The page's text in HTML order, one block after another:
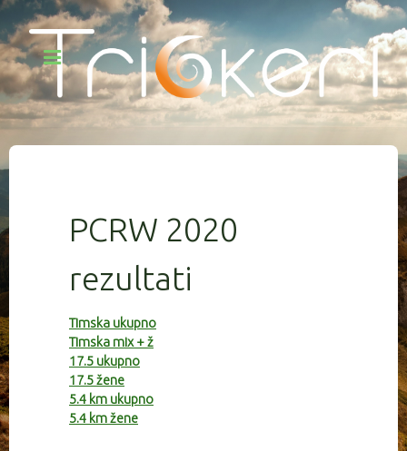
PCRW 2020
rezultati
Timska ukupno
Timska mix + ž
17.5 ukupno
17.5 žene
5.4 km ukupno
5.4 km žene